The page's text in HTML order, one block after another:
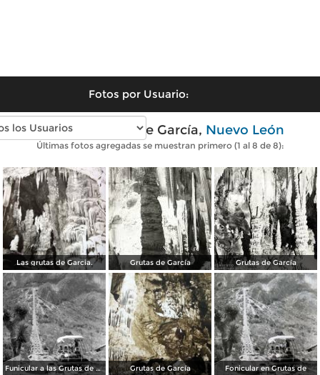
Fotos por Usuario:
Fotos antiguas de García, Nuevo León
Últimas fotos agregadas se muestran primero (1 al 8 de 8):
Las grutas de Garcia. Grutas de García Grutas de García
Funicular a las Grutas de García Grutas de García Fonicular en Grutas de